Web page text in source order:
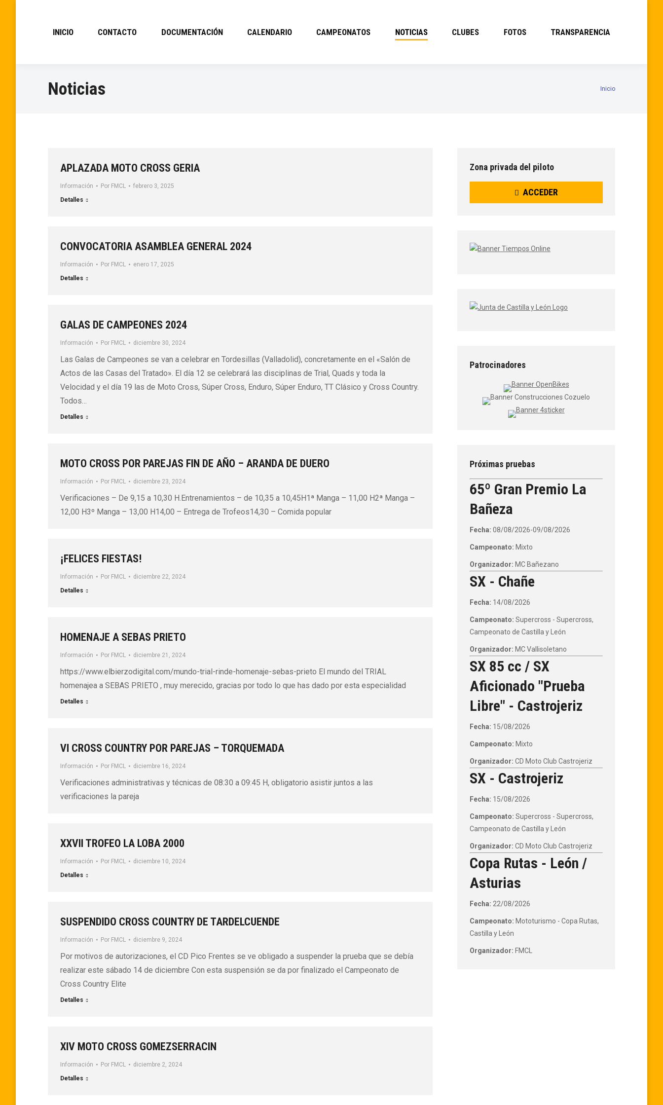
INICIO CONTACTO DOCUMENTACIÓN CALENDARIO CAMPEONATOS NOTICIAS CLUBES FOTOS TRANSPARENCIA
Noticias Estás aquí:
Inicio
APLAZADA MOTO CROSS GERIA
Información Por FMCL
febrero 3, 2025
Detalles
CONVOCATORIA ASAMBLEA GENERAL 2024
Información Por FMCL
enero 17, 2025
Detalles
GALAS DE CAMPEONES 2024
Información Por FMCL diciembre 30, 2024
Las Galas de Campeones se van a celebrar en Tordesillas (Valladolid), concretamente en el «Salón de
Actos de las Casas del Tratado». El día 12 se celebrará las disciplinas de Trial, Quads y toda la
Velocidad y el día 19 las de Moto Cross, Súper Cross, Enduro, Súper Enduro, TT Clásico y Cross Country.
Todos…
Detalles
MOTO CROSS POR PAREJAS FIN DE AÑO – ARANDA DE DUERO
Información Por FMCL diciembre 23, 2024
Verificaciones – De 9,15 a 10,30 H.Entrenamientos – de 10,35 a 10,45H1ª Manga – 11,00 H2ª Manga –
12,00 H3º Manga – 13,00 H14,00 – Entrega de Trofeos14,30 – Comida popular
¡FELICES FIESTAS!
Información Por FMCL
diciembre 22, 2024
Detalles
HOMENAJE A SEBAS PRIETO
Información Por FMCL diciembre 21, 2024
https://www.elbierzodigital.com/mundo-trial-rinde-homenaje-sebas-prieto El mundo del TRIAL
homenajea a SEBAS PRIETO , muy merecido, gracias por todo lo que has dado por esta especialidad
Detalles
VI CROSS COUNTRY POR PAREJAS – TORQUEMADA
Información Por FMCL diciembre 16, 2024
Verificaciones administrativas y técnicas de 08:30 a 09:45 H, obligatorio asistir juntos a las
verificaciones la pareja
XXVII TROFEO LA LOBA 2000
Información Por FMCL
diciembre 10, 2024
Detalles
SUSPENDIDO CROSS COUNTRY DE TARDELCUENDE
Información Por FMCL diciembre 9, 2024
Por motivos de autorizaciones, el CD Pico Frentes se ve obligado a suspender la prueba que se debía
realizar este sábado 14 de diciembre Con esta suspensión se da por finalizado el Campeonato de
Cross Country Elite
Detalles
XIV MOTO CROSS GOMEZSERRACIN
Información Por FMCL
diciembre 2, 2024
Detalles
Zona privada del piloto
ACCEDER
Patrocinadores
Próximas pruebas
65º Gran Premio La
Bañeza
Fecha: 08/08/2026-09/08/2026
Campeonato: Mixto
Organizador: MC Bañezano
SX - Chañe
Fecha: 14/08/2026
Campeonato: Supercross - Supercross,
Campeonato de Castilla y León
Organizador: MC Vallisoletano
SX 85 cc / SX
Aficionado "Prueba
Libre" - Castrojeriz
Fecha: 15/08/2026
Campeonato: Mixto
Organizador: CD Moto Club Castrojeriz
SX - Castrojeriz
Fecha: 15/08/2026
Campeonato: Supercross - Supercross,
Campeonato de Castilla y León
Organizador: CD Moto Club Castrojeriz
Copa Rutas - León /
Asturias
Fecha: 22/08/2026
Campeonato: Mototurismo - Copa Rutas,
Castilla y León
Organizador: FMCL